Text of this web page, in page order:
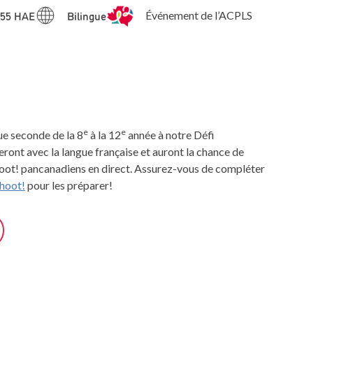
HAE Bilingue Événement de l’ACPLS
seconde de la 8eà la 12eannée à notre Défi
avec la langue française et auront la chance de
pancanadiens en direct. Assurez-vous de compléter
pour les préparer!